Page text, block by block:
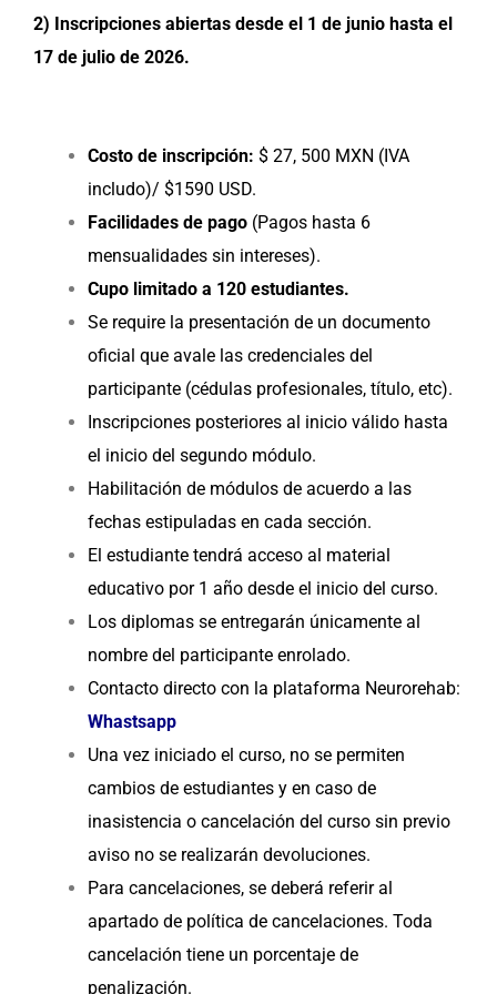
2) Inscripciones abiertas desde el 1 de junio hasta el
17 de julio de 2026.
Costo de inscripción: $ 27, 500 MXN (IVA
includo)/ $1590 USD.
Facilidades de pago (Pagos hasta 6
mensualidades sin intereses).
Cupo limitado a 120 estudiantes.
Se require la presentación de un documento
oficial que avale las credenciales del
participante (cédulas profesionales, título, etc).
Inscripciones posteriores al inicio válido hasta
el inicio del segundo módulo.
Habilitación de módulos de acuerdo a las
fechas estipuladas en cada sección.
El estudiante tendrá acceso al material
educativo por 1 año desde el inicio del curso.
Los diplomas se entregarán únicamente al
nombre del participante enrolado.
Contacto directo con la plataforma Neurorehab:
Whastsapp
Una vez iniciado el curso, no se permiten
cambios de estudiantes y en caso de
inasistencia o cancelación del curso sin previo
aviso no se realizarán devoluciones.
Para cancelaciones, se deberá referir al
apartado de política de cancelaciones. Toda
cancelación tiene un porcentaje de
penalización.